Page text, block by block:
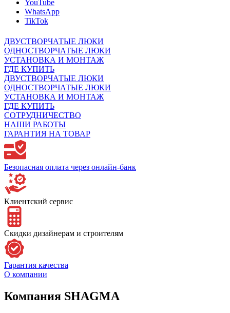
YouTube
WhatsApp
TikTok
ДВУСТВОРЧАТЫЕ ЛЮКИ
ОДНОСТВОРЧАТЫЕ ЛЮКИ
УСТАНОВКА И МОНТАЖ
ГДЕ КУПИТЬ
ДВУСТВОРЧАТЫЕ ЛЮКИ
ОДНОСТВОРЧАТЫЕ ЛЮКИ
УСТАНОВКА И МОНТАЖ
ГДЕ КУПИТЬ
СОТРУДНИЧЕСТВО
НАШИ РАБОТЫ
ГАРАНТИЯ НА ТОВАР
Безопасная оплата через онлайн-банк
Клиентский сервис
Скидки дизайнерам и строителям
Гарантия качества
О компании
Компания SHAGMA